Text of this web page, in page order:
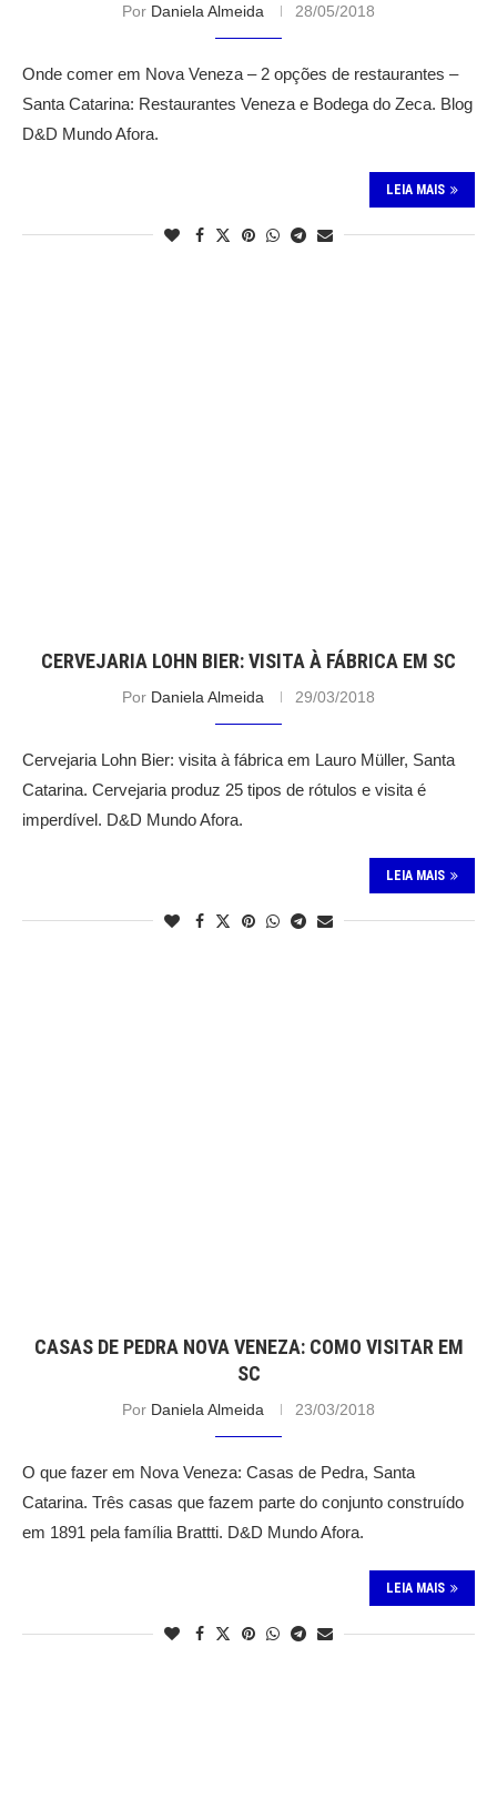
Por Daniela Almeida 28/05/2018
Onde comer em Nova Veneza – 2 opções de restaurantes –
Santa Catarina: Restaurantes Veneza e Bodega do Zeca. Blog
D&D Mundo Afora.
LEIA MAIS
CERVEJARIA LOHN BIER: VISITA À FÁBRICA EM SC
Por Daniela Almeida 29/03/2018
Cervejaria Lohn Bier: visita à fábrica em Lauro Müller, Santa
Catarina. Cervejaria produz 25 tipos de rótulos e visita é
imperdível. D&D Mundo Afora.
LEIA MAIS
CASAS DE PEDRA NOVA VENEZA: COMO VISITAR EM
SC
Por Daniela Almeida 23/03/2018
O que fazer em Nova Veneza: Casas de Pedra, Santa
Catarina. Três casas que fazem parte do conjunto construído
em 1891 pela família Brattti. D&D Mundo Afora.
LEIA MAIS